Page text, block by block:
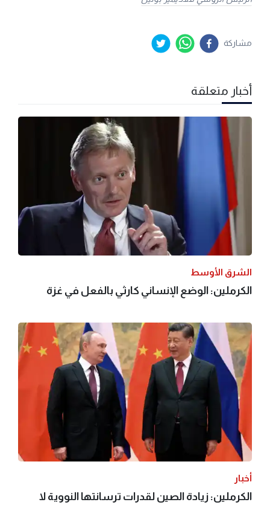
مشاركة
أخبار متعلقة
الشرق الأوسط
الكرملين: الوضع الإنساني كارثي بالفعل في غزة
أخبار
الكرملين: زيادة الصين لقدرات ترسانتها النووية لا